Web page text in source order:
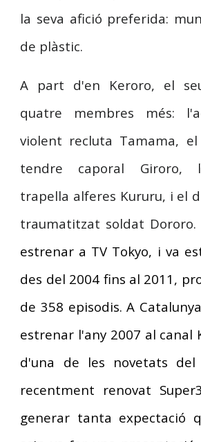
la seva afició preferida:
de plàstic.
A part d'en Keroro, el
quatre membres més:
violent recluta Tamama, el
tendre caporal Giroro,
trapella alferes Kururu, i el
traumatitzat soldat Dororo.
estrenar a TV Tokyo, i va
des del 2004 fins al 2011,
de 358 episodis. A
estrenar l'any 2007 al canal
d'una de les novetats
recentment renovat
generar tanta expectació